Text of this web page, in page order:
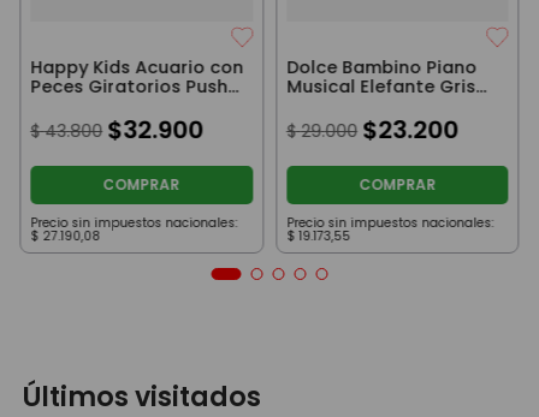
Happy Kids Acuario con
Peces Giratorios Push
$ 43.800 $32.900
COMPRAR
Precio sin impuestos nacionales:
$ 27.190,08
Dolce Bambino Piano
Musical Elefante Gris
$ 29.000 $23.200
COMPRAR
Precio sin impuestos nacionales:
$ 19.173,55
Últimos visitados